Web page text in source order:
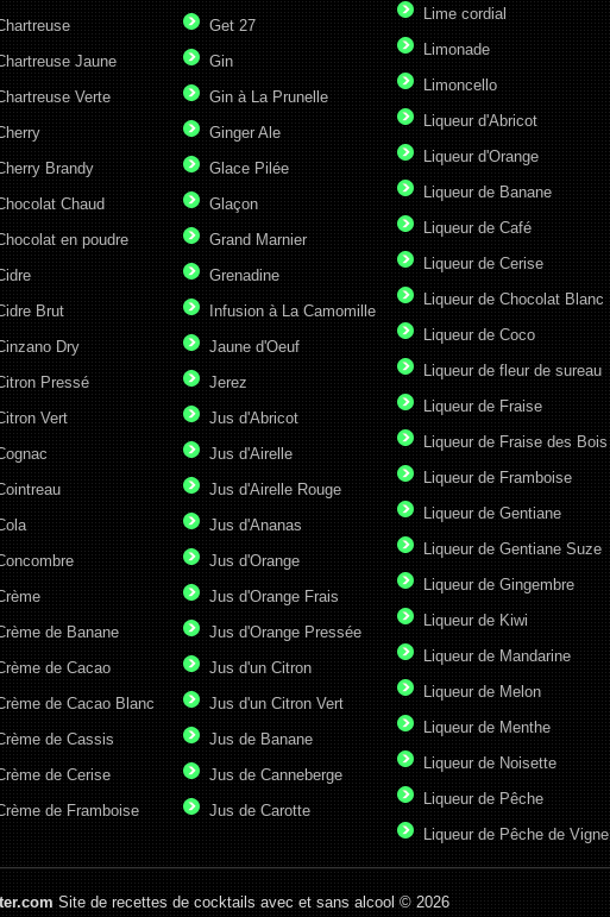
Jaune
Verte
Brandy
Chaud
en poudre
Brut
Dry
Pressé
Vert
de Banane
de Cacao
de Cacao Blanc
de Cassis
de Cerise
de Framboise
Get 27
Gin
Gin à La Prunelle
Ginger Ale
Glace Pilée
Glaçon
Grand Marnier
Grenadine
Infusion à La Camomille
Jaune d'Oeuf
Jerez
Jus d'Abricot
Jus d'Airelle
Jus d'Airelle Rouge
Jus d'Ananas
Jus d'Orange
Jus d'Orange Frais
Jus d'Orange Pressée
Jus d'un Citron
Jus d'un Citron Vert
Jus de Banane
Jus de Canneberge
Jus de Carotte
Lime cordial
Limonade
Limoncello
Liqueur d'Abricot
Liqueur d'Orange
Liqueur de Banane
Liqueur de Café
Liqueur de Cerise
Liqueur de Chocolat Blanc
Liqueur de Coco
Liqueur de fleur de sureau
Liqueur de Fraise
Liqueur de Fraise des Bois
Liqueur de Framboise
Liqueur de Gentiane
Liqueur de Gentiane Suze
Liqueur de Gingembre
Liqueur de Kiwi
Liqueur de Mandarine
Liqueur de Melon
Liqueur de Menthe
Liqueur de Noisette
Liqueur de Pêche
Liqueur de Pêche de Vigne
Site de recettes de cocktails avec et sans alcool © 2026